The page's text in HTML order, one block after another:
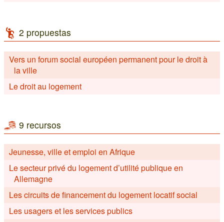
2 propuestas
Vers un forum social européen permanent pour le droit à
la ville
Le droit au logement
9 recursos
Jeunesse, ville et emploi en Afrique
Le secteur privé du logement d’utilité publique en
Allemagne
Les circuits de financement du logement locatif social
Les usagers et les services publics